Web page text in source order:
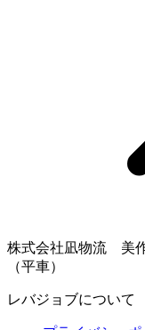
株式会社凪物流 美
（平車）
レバジョブについて